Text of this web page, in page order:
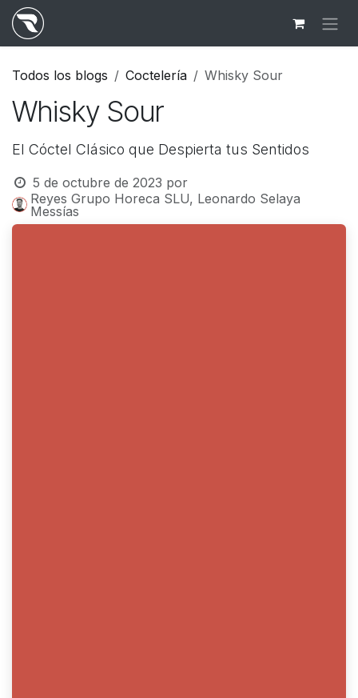
Ir al contenido
Todos los blogs Coctelería Whisky Sour
Whisky Sour
El Cóctel Clásico que Despierta tus Sentidos
5 de octubre de 2023 por
Reyes Grupo Horeca SLU, Leonardo Selaya
Messías